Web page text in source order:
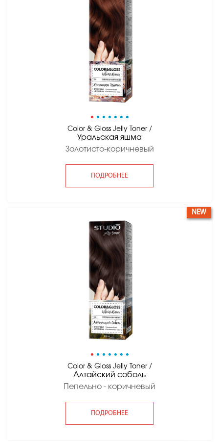
• • • • • • •
Color & Gloss Jelly Toner /
Уральская яшма
Золотисто-коричневый
ПОДРОБНЕЕ
• • • • • • •
Color & Gloss Jelly Toner /
Алтайский соболь
Пепельно - коричневый
ПОДРОБНЕЕ
NEW